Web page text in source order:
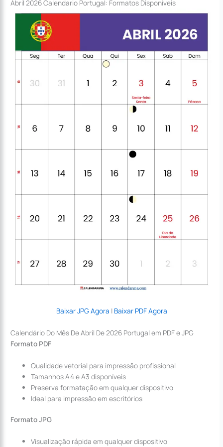
Abril 2026 Calendario Portugal: Formatos Disponíveis
Baixar JPG Agora | Baixar PDF Agora
Calendário Do Mês De Abril De 2026 Portugal em PDF e JPG
Formato PDF
Qualidade vetorial para impressão profissional
Tamanhos A4 e A3 disponíveis
Preserva formatação em qualquer dispositivo
Ideal para impressão em escritórios
Formato JPG
Visualização rápida em qualquer dispositivo